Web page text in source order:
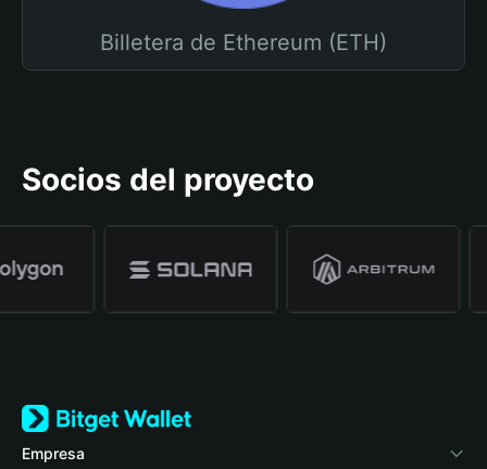
Billetera de Ethereum (ETH)
Socios del proyecto
Empresa